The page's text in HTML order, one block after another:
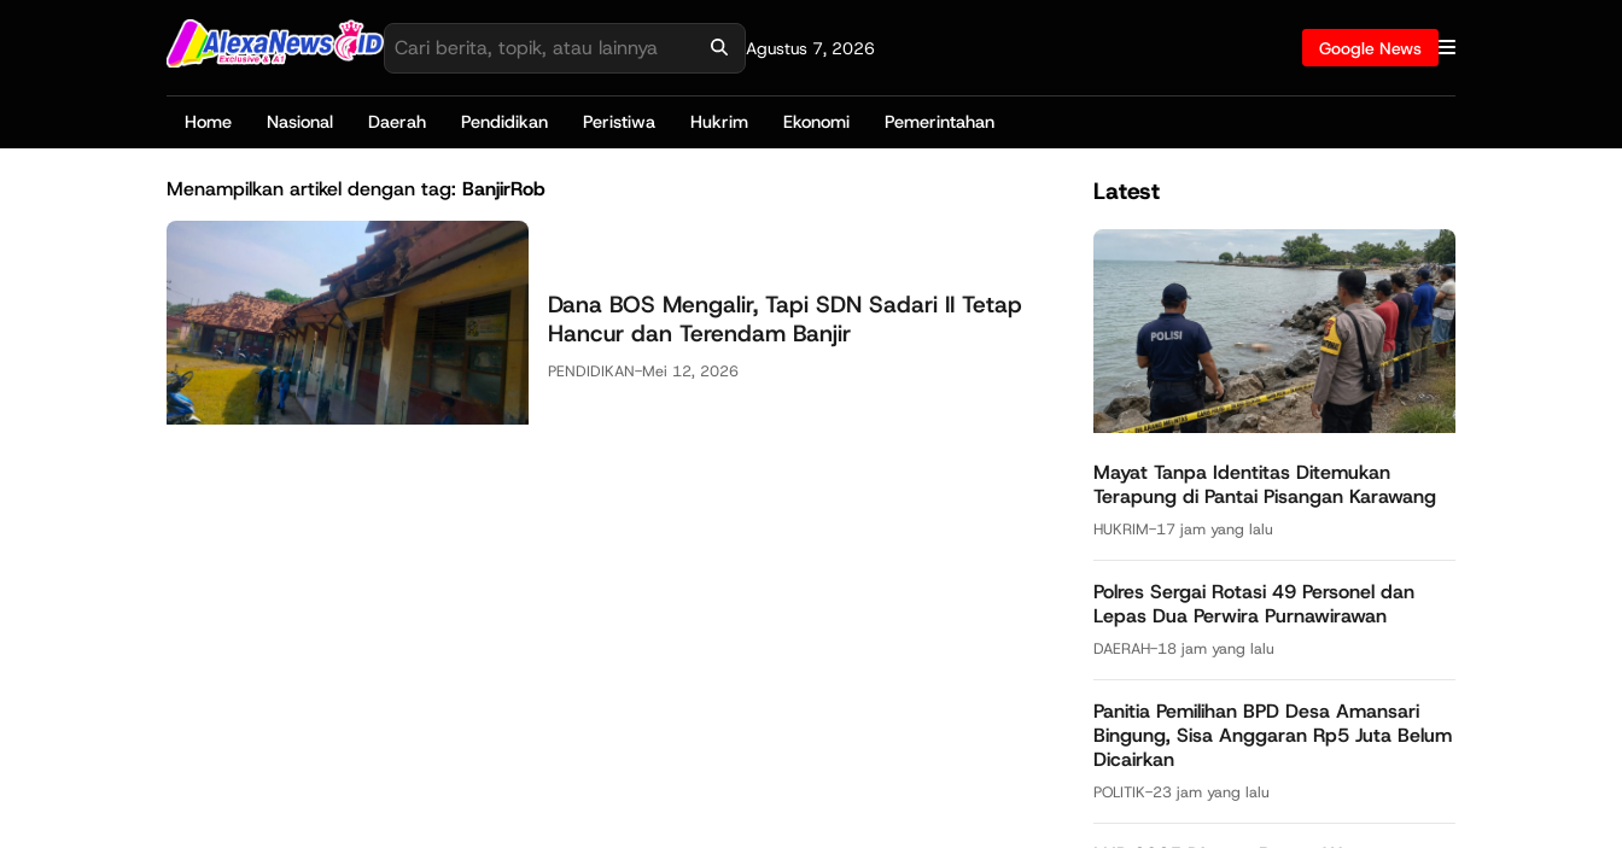
Agustus 7, 2026 Google News
Home Nasional Daerah Pendidikan Peristiwa Hukrim Ekonomi Pemerintahan
Menampilkan artikel dengan tag: BanjirRob
Dana BOS Mengalir, Tapi SDN Sadari II Tetap
Hancur dan Terendam Banjir
PENDIDIKAN-Mei 12, 2026
Latest
Mayat Tanpa Identitas Ditemukan
Terapung di Pantai Pisangan Karawang
HUKRIM-17 jam yang lalu
Polres Sergai Rotasi 49 Personel dan
Lepas Dua Perwira Purnawirawan
DAERAH-18 jam yang lalu
Panitia Pemilihan BPD Desa Amansari
Bingung, Sisa Anggaran Rp5 Juta Belum
Dicairkan
POLITIK-23 jam yang lalu